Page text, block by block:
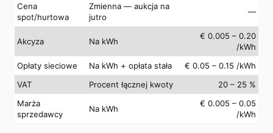
Cena
spot/hurtowa
Zmienna — aukcja na
jutro
—
Akcyza Na kWh
€ 0.005 – 0.20
/kWh
Opłaty sieciowe
Na kWh + opłata stała
€ 0.05 – 0.15 /kWh
VAT
Procent łącznej kwoty
20 – 25 %
Marża
sprzedawcy
Na kWh
€ 0.005 – 0.05
/kWh